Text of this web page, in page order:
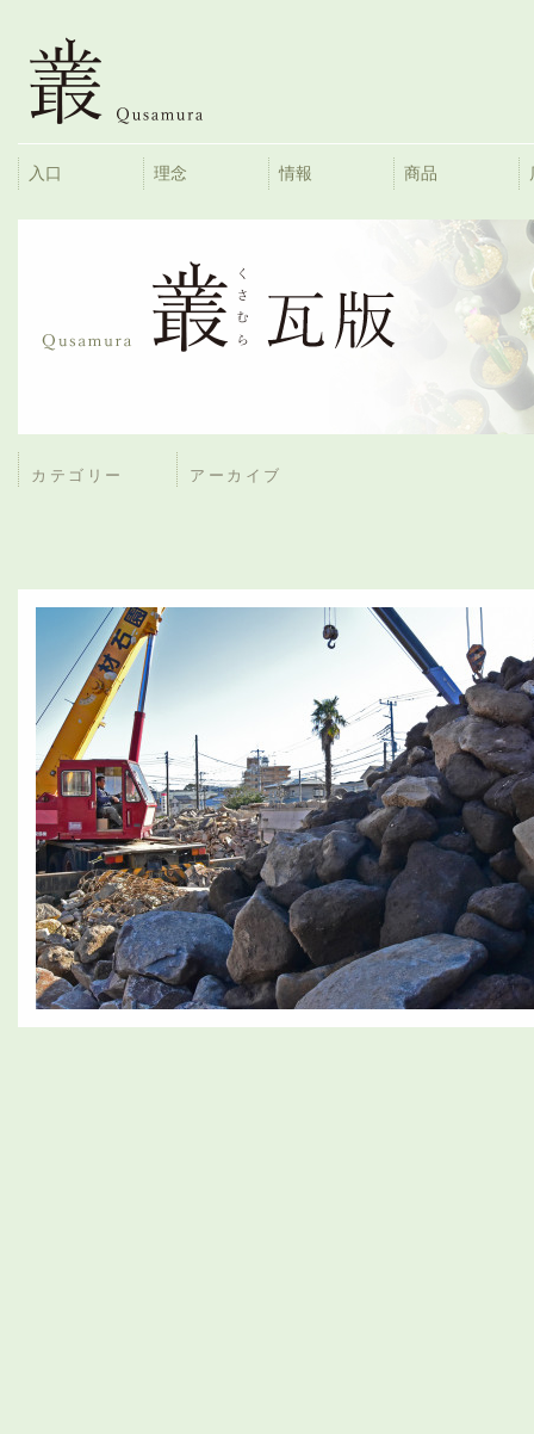
入口 理念 情報 商品
カテゴリー アーカイブ